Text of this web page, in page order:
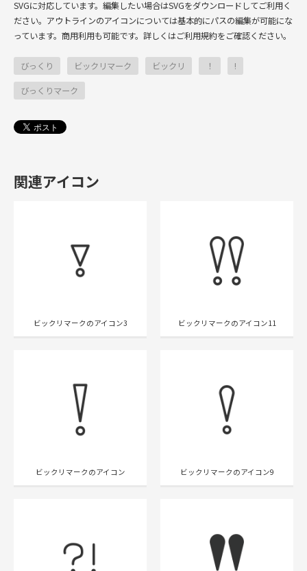
SVGに対応しています。編集したい場合はSVGをダウンロードしてご利用く
ださい。アウトラインのアイコンについては基本的にパスの編集が可能にな
っています。商用利用も可能です。詳しくはご利用規約をご確認ください。
びっくり ビックリマーク ビックリ ！
!
びっくりマーク
関連アイコン
ビックリマークのアイコン3 ビックリマークのアイコン11
ビックリマークのアイコン ビックリマークのアイコン9